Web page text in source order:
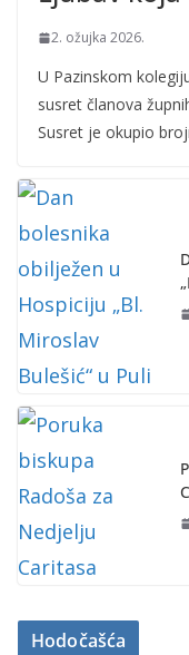
2. ožujka 2026.
U Pazinskom
susret članova
Susret je okupio
Hodočašća